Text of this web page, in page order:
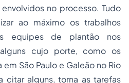
no processo. Tudo
ao máximo os trabalhos
equipes de plantão nos
cujo porte, como os
São Paulo e Galeão no Rio
citar alguns, torna as tarefas